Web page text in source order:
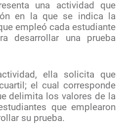
una actividad que
en la que se indica la
empleó cada estudiante
desarrollar una prueba
ella solicita que
el cual corresponde
delimita los valores de la
que emplearon
su prueba.